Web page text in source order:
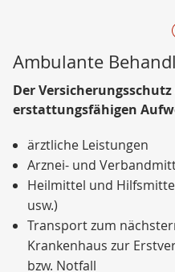
Ambulante
Der
erstattungsfähigen
ärztliche Leistungen
Arznei- und
Heilmittel und
usw.)
Transport zum
Krankenhaus zur
bzw. Notfall